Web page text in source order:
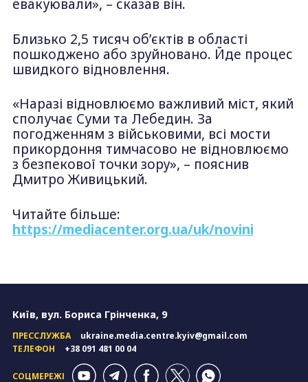
евакуювали», – сказав він.
Близько 2,5 тисяч об’єктів в області
пошкоджено або зруйновано. Йде процес
швидкого відновлення.
«Наразі відновлюємо важливий міст, який
сполучає Суми та Лебедин. За
погодженням з військовими, всі мости
прикордоння тимчасово не відновлюємо
з безпекової точки зору», – пояснив
Дмитро Живицький.
Читайте більше:
https://mediacenter.org.ua/uk/novini
Київ, вул. Бориса Грінченка, 9
ПРЕССЛУЖБА
ukraine.media.centre.kyiv@gmail.com
ТЕЛЕФОН
+38 091 481 00 04
СОЦМЕРЕЖІ